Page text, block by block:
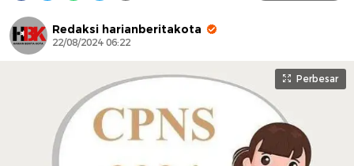
Redaksi harianberitakota
22/08/2024 06:22
Perbesar